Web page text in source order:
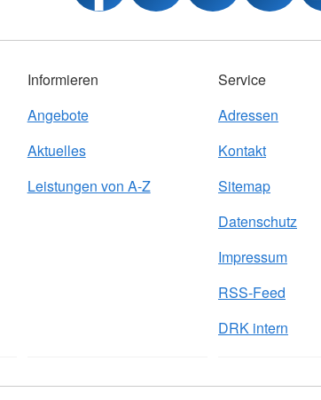
Informieren
Angebote
Aktuelles
Leistungen von A-Z
Service
Adressen
Kontakt
Sitemap
Datenschutz
Impressum
RSS-Feed
DRK intern